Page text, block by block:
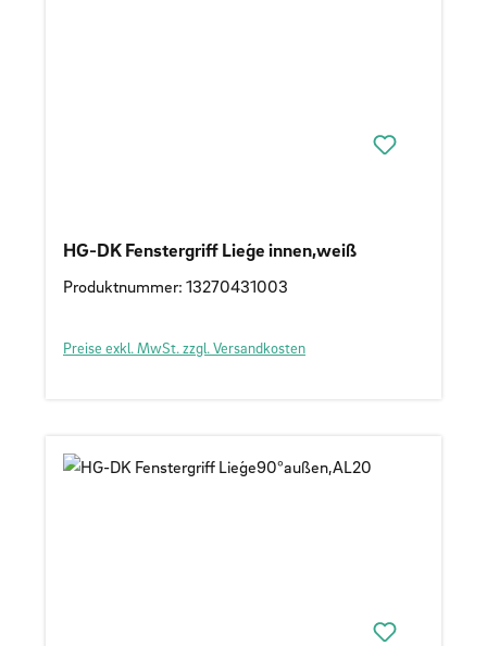
HG-DK Fenstergriff Lieǵe innen,weiß
Produktnummer: 13270431003
Preise exkl. MwSt. zzgl. Versandkosten